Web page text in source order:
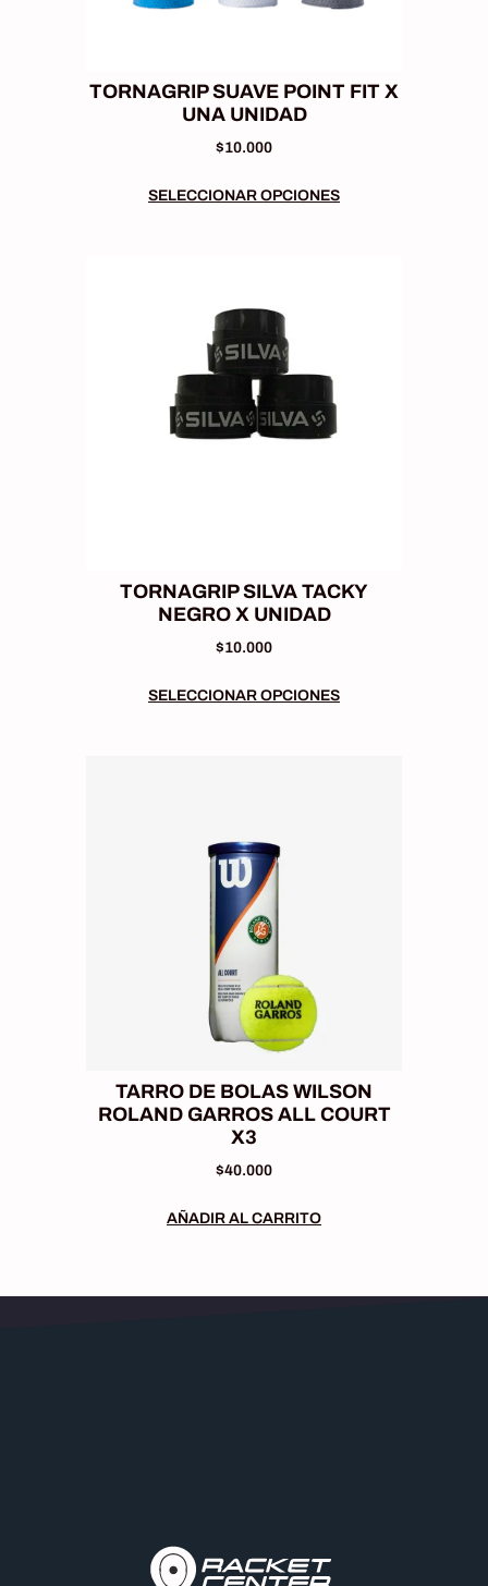
TORNAGRIP SUAVE POINT FIT X
UNA UNIDAD
$10.000
SELECCIONAR OPCIONES
TORNAGRIP SILVA TACKY
NEGRO X UNIDAD
$10.000
SELECCIONAR OPCIONES
TARRO DE BOLAS WILSON
ROLAND GARROS ALL COURT
X3
$40.000
AÑADIR AL CARRITO